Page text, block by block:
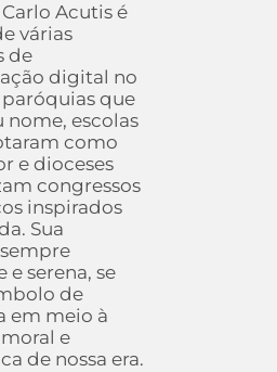
Carlo Acutis é
várias
de
digital no
paróquias que
nome, escolas
como
e dioceses
congressos
inspirados
Sua
e serena, se
de
em meio à
e
de nossa era.